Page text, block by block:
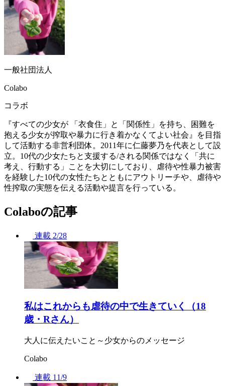
一般社団法人
Colabo
コラボ
『すべての少女が 「衣食住」と「関係性」を持ち、困難を
抱える少女が搾取や暴力に行き着かなくてよい社会』を目指
して活動する非営利団体。2011年に仁藤夢乃を代表として設
立。10代の少女たちと支援する/される関係ではなく「共に
考え、行動する」ことを大切にしており、虐待や性暴力被害
を経験した10代の女性たちとともにアウトリーチや、虐待や
性搾取の実態を伝える活動や提言を行っている。
Colaboの記事
連載 2/28
私はこれからも虐待の中で生きていく（18
歳・Rさん）
大人に伝えたいこと～少女からのメッセージ
Colabo
連載 11/9